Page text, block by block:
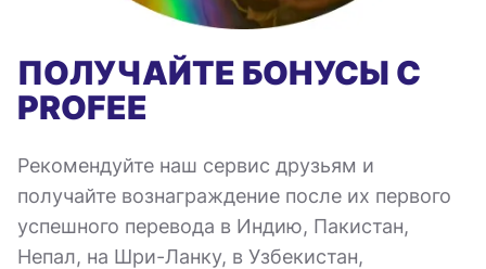
ПОЛУЧАЙТЕ БОНУСЫ С
PROFEE
Рекомендуйте наш сервис друзьям и
получайте вознаграждение после их первого
успешного перевода в Индию, Пакистан,
Непал, на Шри-Ланку, в Узбекистан,